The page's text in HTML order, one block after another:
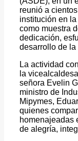
reunió a
institución en
como muestra
dedicación,
desarrollo de
La actividad
la
señora Evelin
ministro de
Mipymes,
quienes
homenajeadas
de alegría,